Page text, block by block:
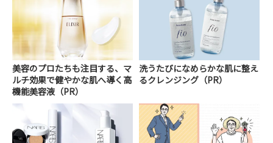
美容のプロたちも注目する、マ
ルチ効果で健やかな肌へ導く高
機能美容液（PR）
洗うたびになめらかな肌に整え
るクレンジング（PR）